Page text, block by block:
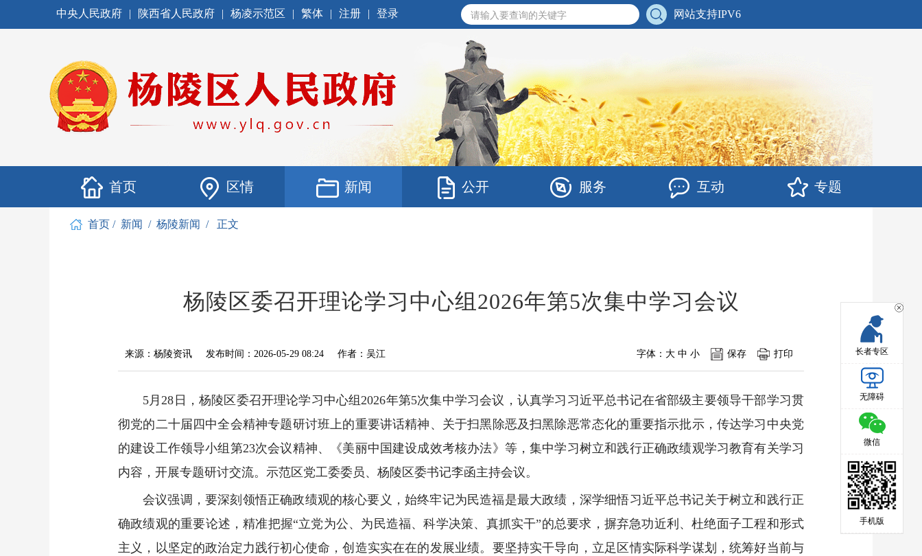
中央人民政府 | 陕西省人民政府 | 杨凌示范区 | 繁体 | 注册 | 登录 网站支持IPV6
首页 区情 新闻 公开 服务 互动 专题
首页 / 新闻 / 杨陵新闻 / 正文
杨陵区委召开理论学习中心组2026年第5次集中学习会议
来源：杨陵资讯 发布时间：2026-05-29 08:24 作者：吴江 打印
保存
字体： 大 中 小
5月28日，杨陵区委召开理论学习中心组2026年第5次集中学习会议，认真学习习近平总书记在省部级主要领导干部学习贯
彻党的二十届四中全会精神专题研讨班上的重要讲话精神、关于扫黑除恶及扫黑除恶常态化的重要指示批示，传达学习中央党
的建设工作领导小组第23次会议精神、《美丽中国建设成效考核办法》等，集中学习树立和践行正确政绩观学习教育有关学习
内容，开展专题研讨交流。示范区党工委委员、杨陵区委书记李函主持会议。
会议强调，要深刻领悟正确政绩观的核心要义，始终牢记为民造福是最大政绩，深学细悟习近平总书记关于树立和践行正
确政绩观的重要论述，精准把握“立党为公、为民造福、科学决策、真抓实干”的总要求，摒弃急功近利、杜绝面子工程和形式
主义，以坚定的政治定力践行初心使命，创造实实在在的发展业绩。要坚持实干导向，立足区情实际科学谋划，统筹好当前与
长者专区
无障碍
微信
手机版